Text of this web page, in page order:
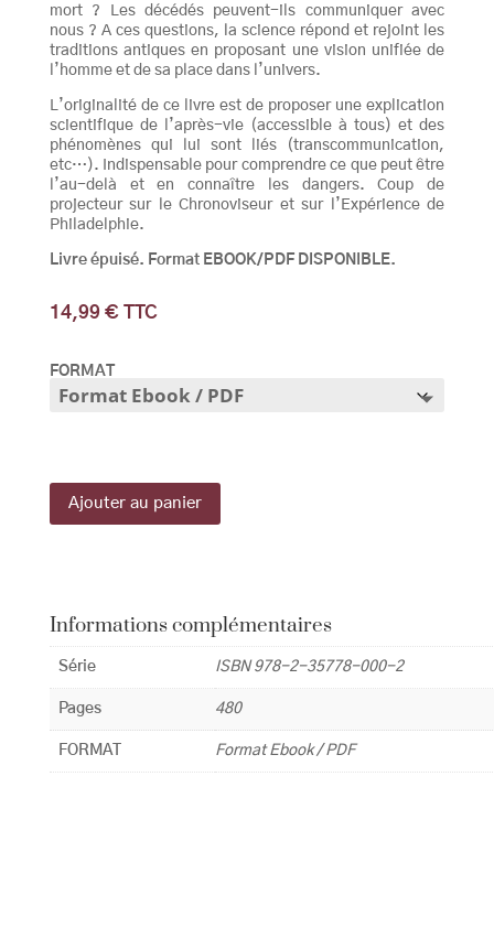
mort ? Les décédés peuvent-ils communiquer avec
nous ? A ces questions, la science répond et rejoint les
traditions antiques en proposant une vision unifiée de
l’homme et de sa place dans l’univers.
L’originalité de ce livre est de proposer une explication
scientifique de l’après-vie (accessible à tous) et des
phénomènes qui lui sont liés (transcommunication,
etc…). Indispensable pour comprendre ce que peut être
l’au-delà et en connaître les dangers. Coup de
projecteur sur le Chronoviseur et sur l’Expérience de
Philadelphie.
Livre épuisé. Format EBOOK/PDF DISPONIBLE.
14,99 € TTC
FORMAT
Ajouter au panier
Informations complémentaires
Série ISBN 978-2-35778-000-2
Pages 480
FORMAT Format Ebook / PDF